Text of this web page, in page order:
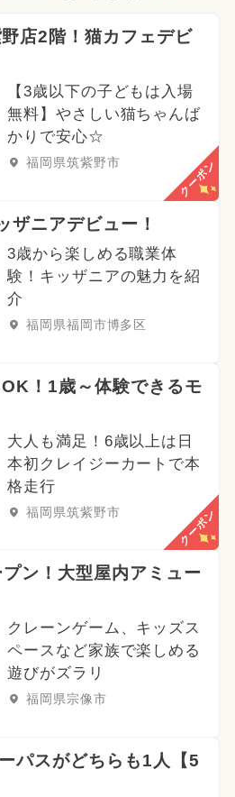
店2階！猫カフェデビ
【3歳以下の子どもは入場
無料】やさしい猫ちゃんば
かりで安心☆
福岡県筑紫野市 クーポン
ザニアデビュー！
3歳から楽しめる職業体
験！キッザニアの魅力を紹
介
福岡県福岡市博多区
！1歳～体験できるモ
大人も満足！6歳以上は日
本初クレイジーカートで本
格走行
福岡県筑紫野市 クーポン
ン！大型屋内アミュー
クレーンゲーム、キッズス
ペースなど家族で楽しめる
遊びがズラリ
福岡県宗像市
パスがどちらも1人【5